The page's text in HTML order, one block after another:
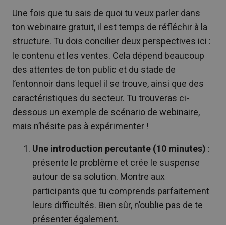
Une fois que tu sais de quoi tu veux parler dans
ton webinaire gratuit, il est temps de réfléchir à la
structure. Tu dois concilier deux perspectives ici :
le contenu et les ventes. Cela dépend beaucoup
des attentes de ton public et du stade de
l’entonnoir dans lequel il se trouve, ainsi que des
caractéristiques du secteur. Tu trouveras ci-
dessous un exemple de scénario de webinaire,
mais n’hésite pas à expérimenter !
Une introduction percutante (10 minutes) :
présente le problème et crée le suspense
autour de sa solution. Montre aux
participants que tu comprends parfaitement
leurs difficultés. Bien sûr, n’oublie pas de te
présenter également.